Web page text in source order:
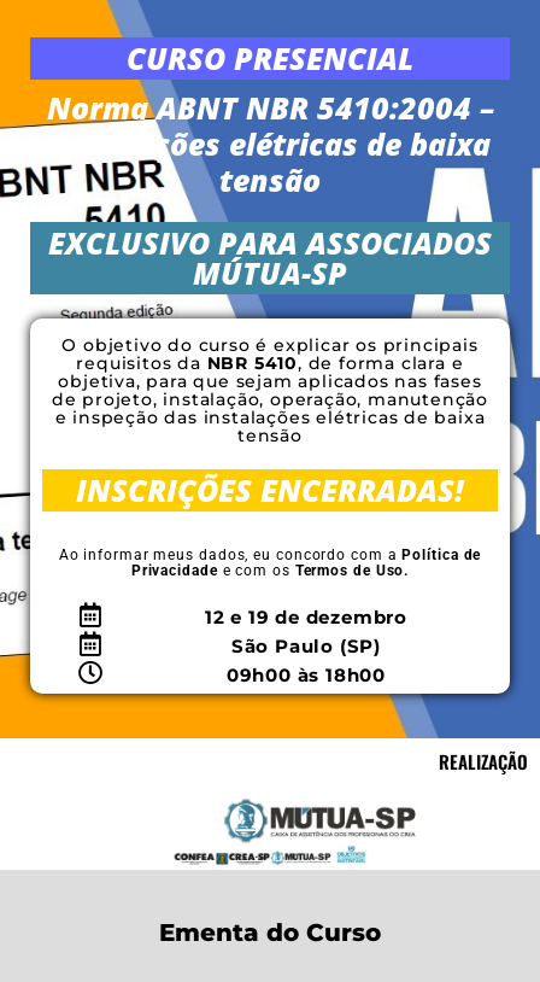
CURSO PRESENCIAL
Norma ABNT NBR 5410:2004 –
Instalações elétricas de baixa
tensão
EXCLUSIVO PARA ASSOCIADOS
MÚTUA-SP
O objetivo do curso é explicar os principais
requisitos da NBR 5410, de forma clara e
objetiva, para que sejam aplicados nas fases
de projeto, instalação, operação, manutenção
e inspeção das instalações elétricas de baixa
tensão
INSCRIÇÕES ENCERRADAS!
Ao informar meus dados, eu concordo com a Política de
Privacidadee com os Termos de Uso.
12 e 19 de dezembro
São Paulo (SP)
09h00 às 18h00
REALIZAÇÃO
Ementa do Curso